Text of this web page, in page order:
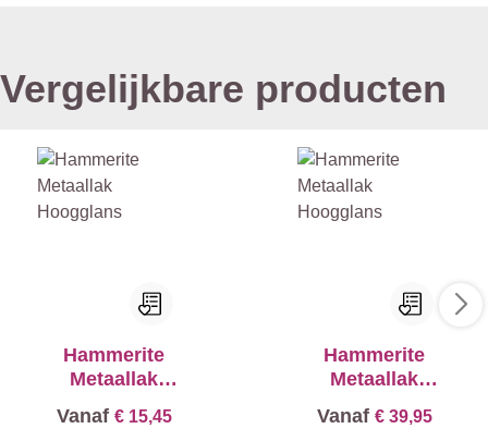
Vergelijkbare producten
Hammerite
Metaallak
Hoogglans
Vanaf € 15,45
Hammerite
Metaallak
Hoogglans
Vanaf € 39,95